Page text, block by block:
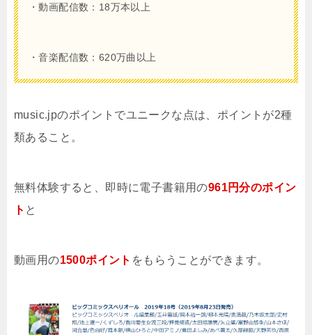
・動画配信数：18万本以上
・音楽配信数：620万曲以上
music.jpのポイントでユニークな点は、ポイントが2種
類あること。
無料体験すると、即時に電子書籍用の961円分のポイン
ト と
動画用の1500ポイント をもらうことができます。